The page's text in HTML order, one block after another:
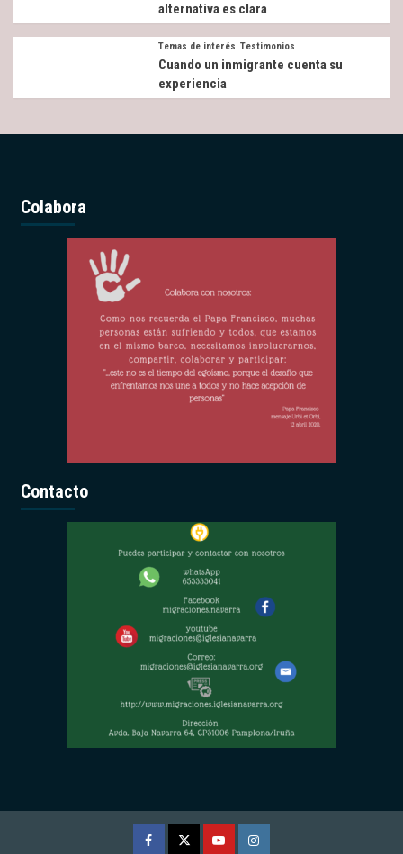
alternativa es clara
Temas de interés Testimonios
Cuando un inmigrante cuenta su
experiencia
Colabora
Contacto